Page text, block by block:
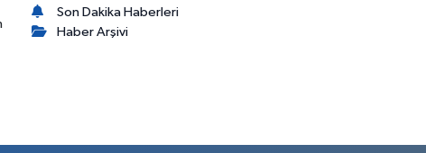
Son Dakika Haberleri
Haber Arşivi